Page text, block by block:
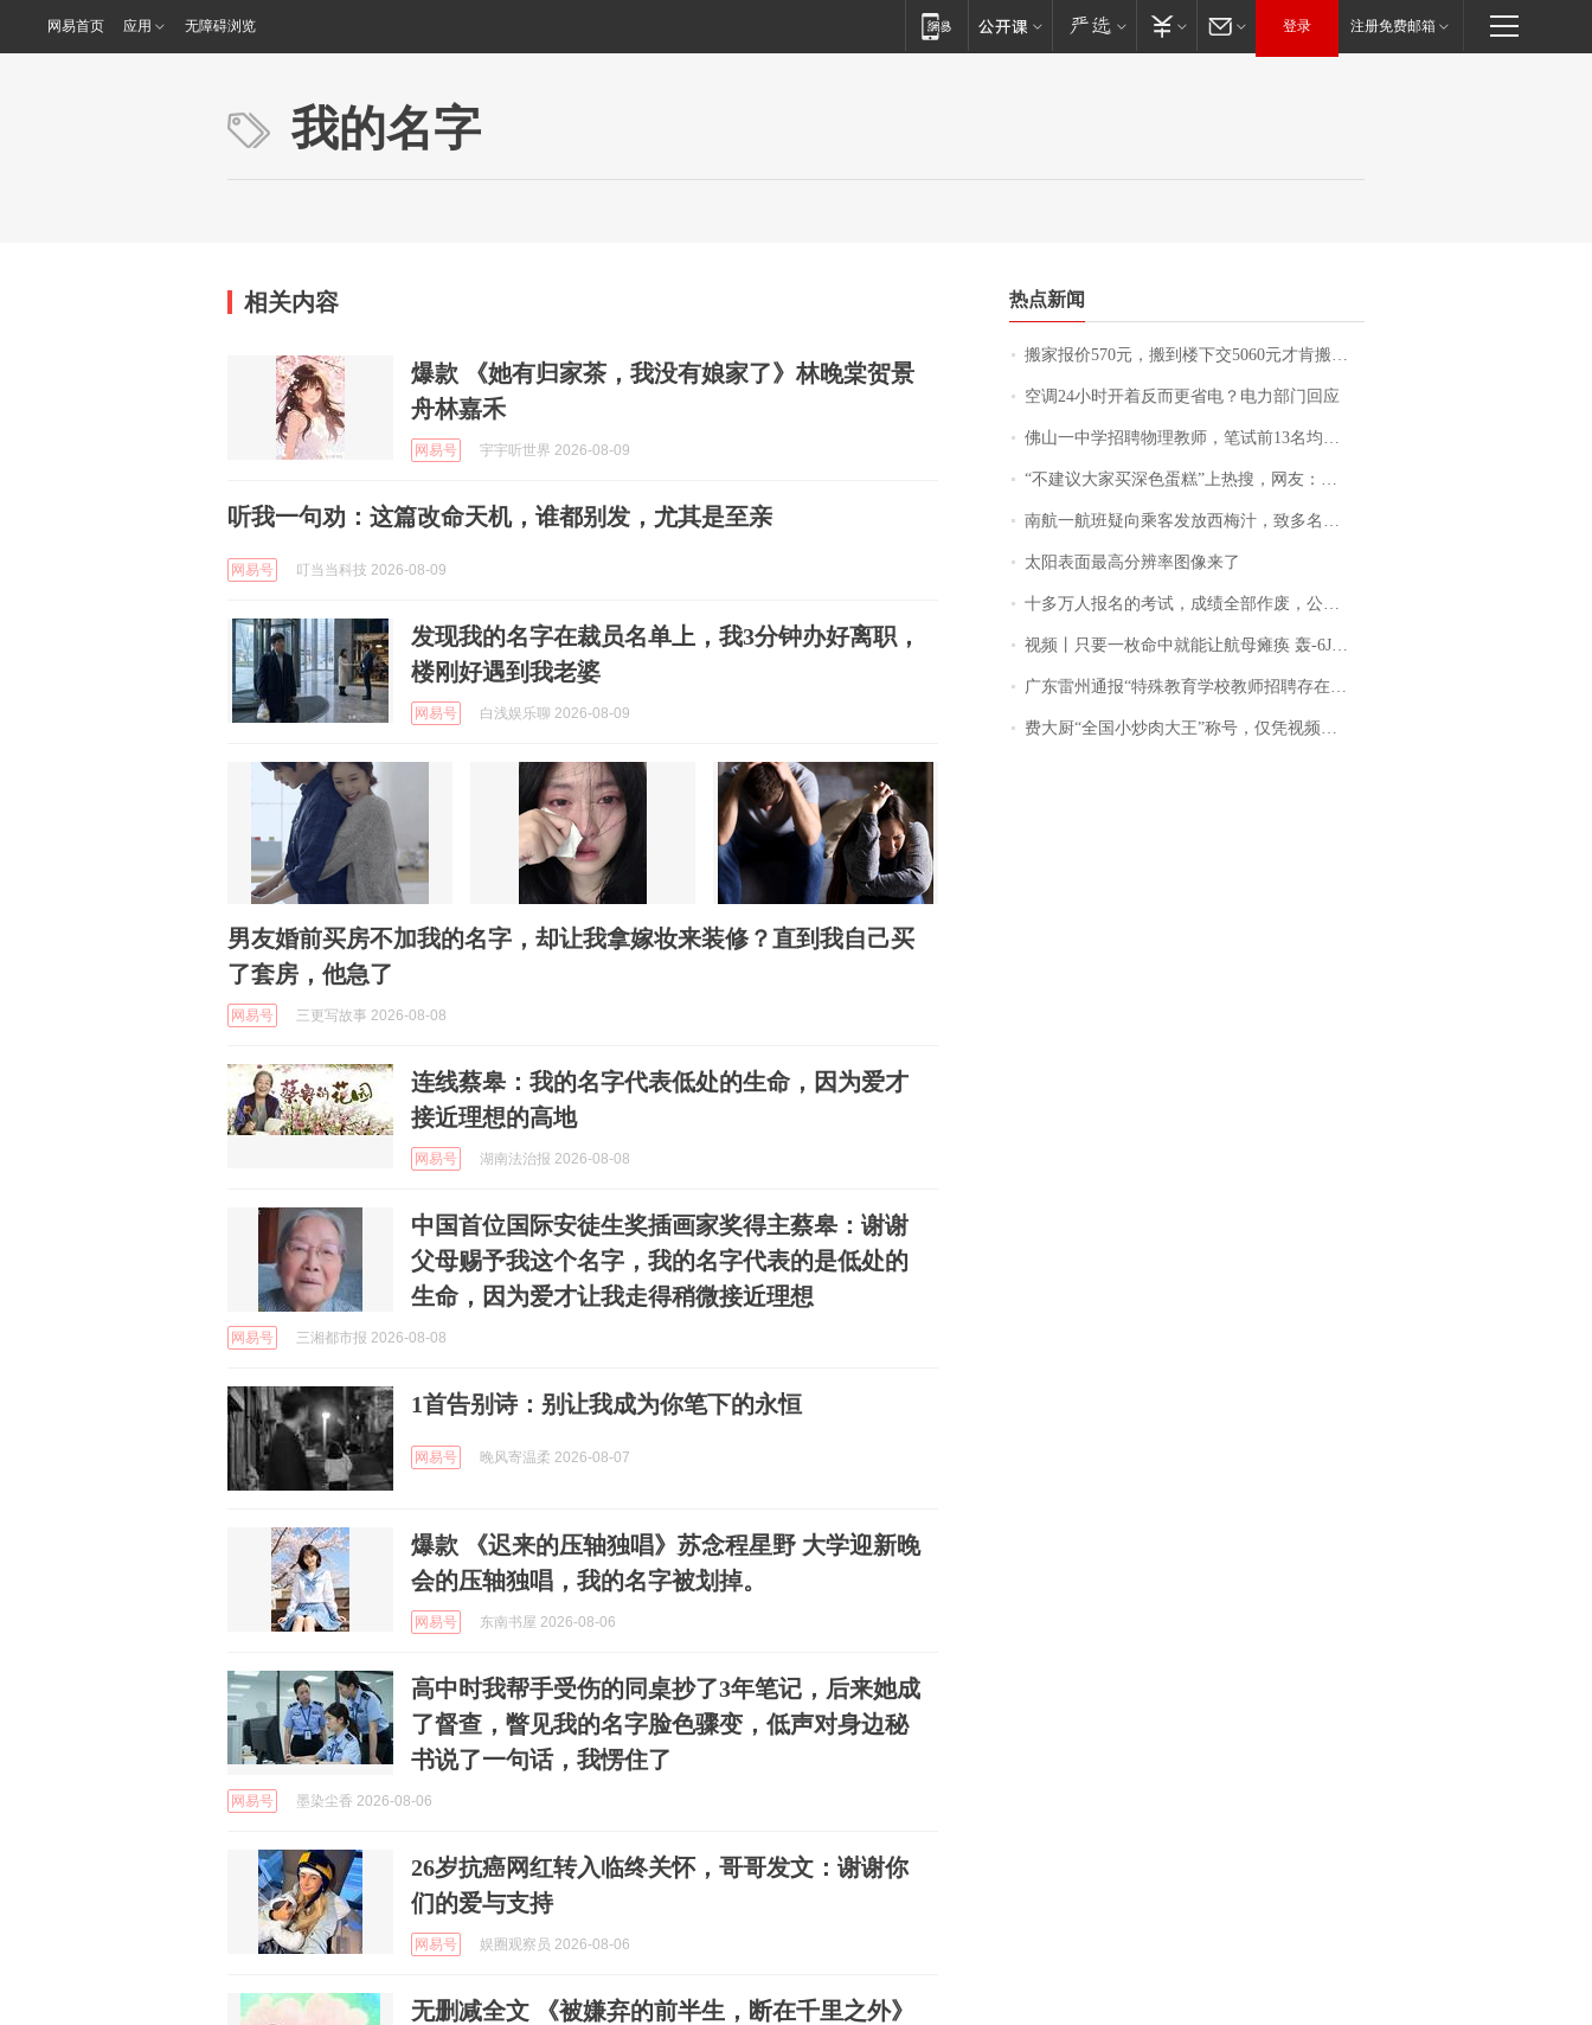
网易首页 应用 无障碍浏览 登录 注册免费邮箱
我的名字
相关内容
爆款 《她有归家茶，我没有娘家了》林晚棠贺景
舟林嘉禾
网易号 宇宇听世界 2026-08-09
听我一句劝：这篇改命天机，谁都别发，尤其是至亲
网易号 叮当当科技 2026-08-09
发现我的名字在裁员名单上，我3分钟办好离职，
楼刚好遇到我老婆
网易号 白浅娱乐聊 2026-08-09
男友婚前买房不加我的名字，却让我拿嫁妆来装修？直到我自己买
了套房，他急了
网易号 三更写故事 2026-08-08
连线蔡皋：我的名字代表低处的生命，因为爱才
接近理想的高地
网易号 湖南法治报 2026-08-08
中国首位国际安徒生奖插画家奖得主蔡皋：谢谢
父母赐予我这个名字，我的名字代表的是低处的
生命，因为爱才让我走得稍微接近理想
网易号 三湘都市报 2026-08-08
1首告别诗：别让我成为你笔下的永恒
网易号 晚风寄温柔 2026-08-07
爆款 《迟来的压轴独唱》苏念程星野 大学迎新晚
会的压轴独唱，我的名字被划掉。
网易号 东南书屋 2026-08-06
高中时我帮手受伤的同桌抄了3年笔记，后来她成
了督查，瞥见我的名字脸色骤变，低声对身边秘
书说了一句话，我愣住了
网易号 墨染尘香 2026-08-06
26岁抗癌网红转入临终关怀，哥哥发文：谢谢你
们的爱与支持
网易号 娱圈观察员 2026-08-06
无删减全文 《被嫌弃的前半生，断在千里之外》
热点新闻
搬家报价570元，搬到楼下交5060元才肯搬上楼！女子傻眼了……
空调24小时开着反而更省电？电力部门回应
佛山一中学招聘物理教师，笔试前13名均遭淘汰？教育局：已叫停招聘，成立调查组全面核查
“不建议大家买深色蛋糕”上热搜，网友：天塌了！
南航一航班疑向乘客发放西梅汁，致多名乘客在飞行途中排队上厕所！乘客：机上100多人只有2个厕所；客服回应：并非每架飞机都会发放西梅汁
太阳表面最高分辨率图像来了
十多万人报名的考试，成绩全部作废，公平么？
视频丨只要一枚命中就能让航母瘫痪 轰-6J实力有多强？
广东雷州通报“特殊教育学校教师招聘存在违规行为”：已启动问责程序 副校长被停职
费大厨“全国小炒肉大王”称号，仅凭视频评出？中国烹饪协会回应